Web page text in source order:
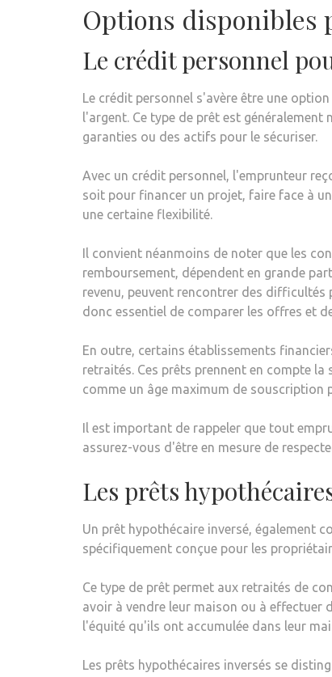
Options disponibles
Le crédit personnel
Le crédit personnel s'avère être une
l'argent. Ce type de prêt est
garanties ou des actifs pour le sécuriser.
Avec un crédit personnel, l'emprunteur
soit pour financer un projet, faire face à
une certaine flexibilité.
Il convient néanmoins de noter que les
remboursement, dépendent en grande
revenu, peuvent rencontrer des
donc essentiel de comparer les offres et
En outre, certains établissements
retraités. Ces prêts prennent en compte
comme un âge maximum de souscription
Il est important de rappeler que tout
assurez-vous d'être en mesure de
Les prêts
Un prêt hypothécaire inversé, également
spécifiquement conçue pour les
Ce type de prêt permet aux retraités de
avoir à vendre leur maison ou à effectuer
l'équité qu'ils ont accumulée dans leur
Les prêts hypothécaires inversés se